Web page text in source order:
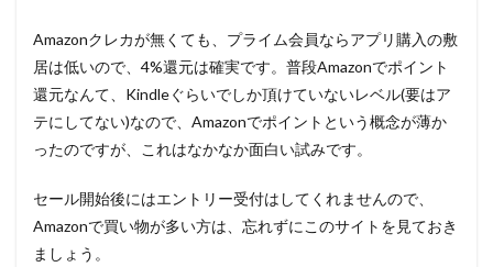
Amazonクレカが無くても、プライム会員ならアプリ購入の敷
居は低いので、4%還元は確実です。普段Amazonでポイント
還元なんて、Kindleぐらいでしか頂けていないレベル(要はア
テにしてない)なので、Amazonでポイントという概念が薄か
ったのですが、これはなかなか面白い試みです。
セール開始後にはエントリー受付はしてくれませんので、
Amazonで買い物が多い方は、忘れずにこのサイトを見ておき
ましょう。